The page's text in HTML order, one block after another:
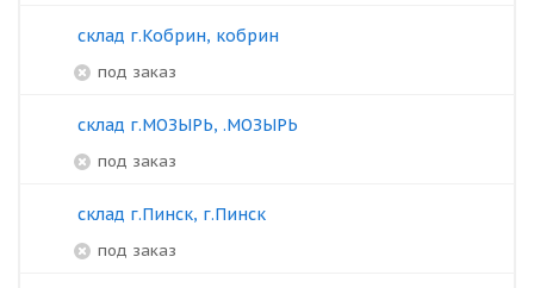
склад г.Кобрин, кобрин
под заказ
склад г.МОЗЫРЬ, .МОЗЫРЬ
под заказ
склад г.Пинск, г.Пинск
под заказ